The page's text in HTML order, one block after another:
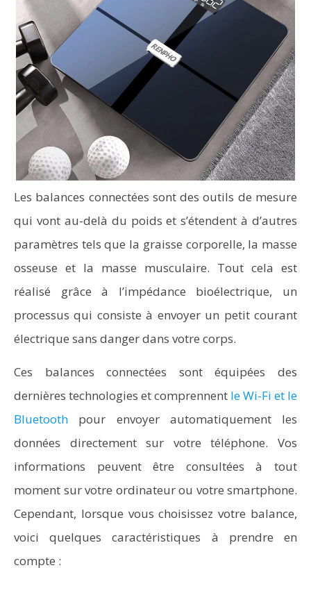
Les balances connectées sont des outils de mesure
qui vont au-delà du poids et s’étendent à d’autres
paramètres tels que la graisse corporelle, la masse
osseuse et la masse musculaire. Tout cela est
réalisé grâce à l’impédance bioélectrique, un
processus qui consiste à envoyer un petit courant
électrique sans danger dans votre corps.
Ces balances connectées sont équipées des
dernières technologies et comprennent le Wi-Fi et le
Bluetooth pour envoyer automatiquement les
données directement sur votre téléphone. Vos
informations peuvent être consultées à tout
moment sur votre ordinateur ou votre smartphone.
Cependant, lorsque vous choisissez votre balance,
voici quelques caractéristiques à prendre en
compte :